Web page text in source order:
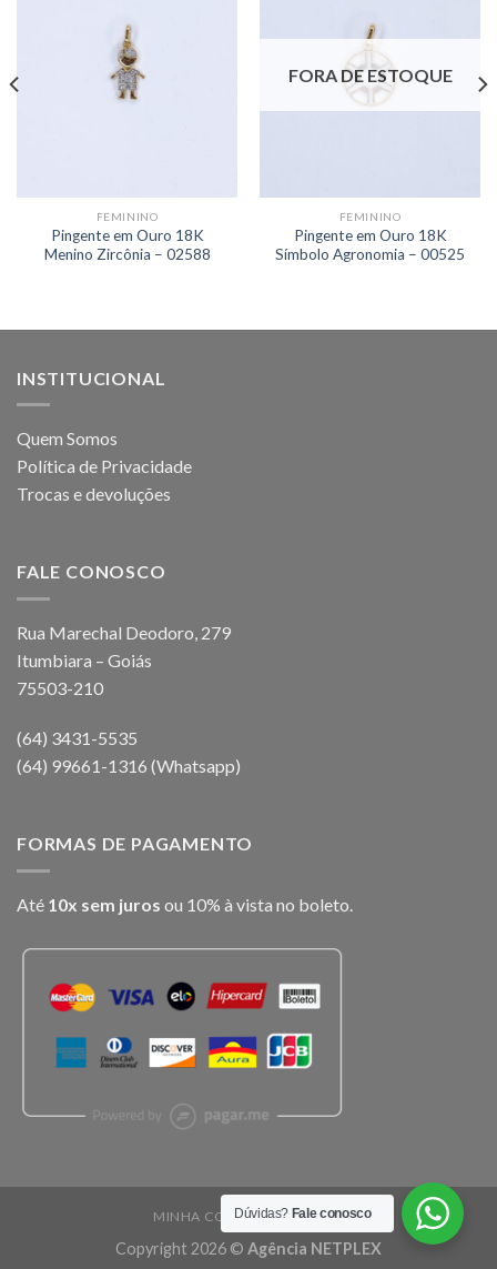
FEMININO
Pingente em Ouro 18K
Menino Zircônia – 02588
FORA DE ESTOQUE
FEMININO
Pingente em Ouro 18K
Símbolo Agronomia – 00525
INSTITUCIONAL
Quem Somos
Política de Privacidade
Trocas e devoluções
FALE CONOSCO
Rua Marechal Deodoro, 279
Itumbiara – Goiás
75503-210
(64) 3431-5535
(64) 99661-1316 (Whatsapp)
FORMAS DE PAGAMENTO
Até 10x sem juros ou 10% à vista no boleto.
MINHA CONTA CARRINHO
Copyright 2026 © Agência NETPLEX
Dúvidas? Fale conosco